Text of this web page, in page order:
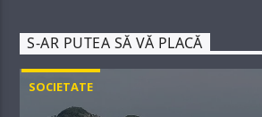
S-AR PUTEA SĂ VĂ PLACĂ
SOCIETATE